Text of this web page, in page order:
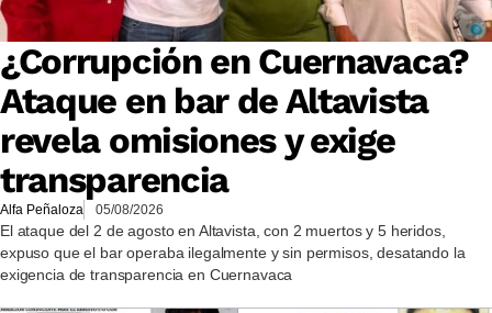
¿Corrupción en Cuernavaca?
Ataque en bar de Altavista
revela omisiones y exige
transparencia
Alfa Peñaloza 05/08/2026
El ataque del 2 de agosto en Altavista, con 2 muertos y 5 heridos,
expuso que el bar operaba ilegalmente y sin permisos, desatando la
exigencia de transparencia en Cuernavaca